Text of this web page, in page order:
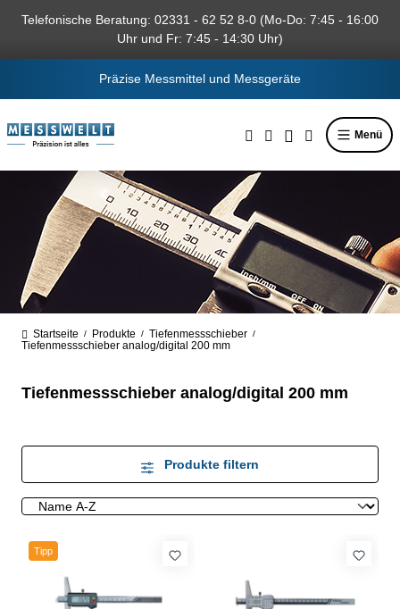
springen
Telefonische Beratung: 02331 - 62 52 8-0 (Mo-Do: 7:45 - 16:00
Uhr und Fr: 7:45 - 14:30 Uhr)
Präzise Messmittel und Messgeräte
Menü
Startseite / Produkte / Tiefenmessschieber /
Tiefenmessschieber analog/digital 200 mm
Tiefenmessschieber analog/digital 200 mm
Produkte filtern
Tipp